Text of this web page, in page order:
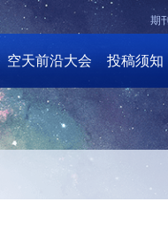
期
空天前沿大会 投稿须知